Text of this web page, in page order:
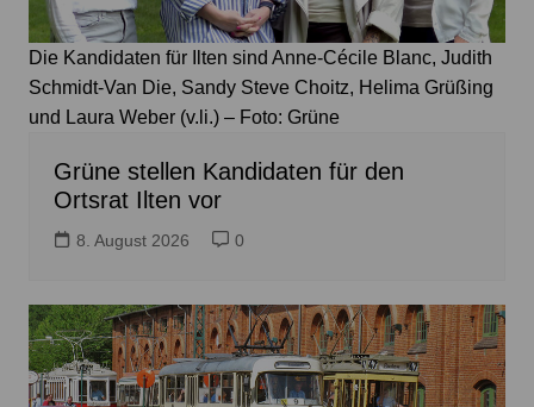
Die Kandidaten für Ilten sind Anne-Cécile Blanc, Judith
Schmidt-Van Die, Sandy Steve Choitz, Helima Grüßing
und Laura Weber (v.li.) – Foto: Grüne
Grüne stellen Kandidaten für den
Ortsrat Ilten vor
8. August 2026 0